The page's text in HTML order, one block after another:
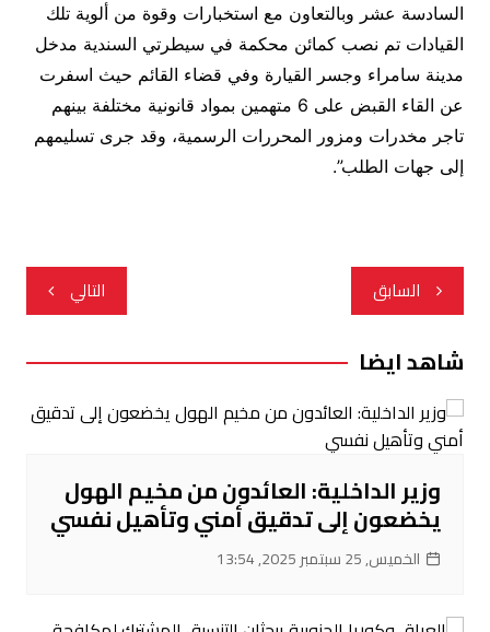
السادسة عشر وبالتعاون مع استخبارات وقوة من ألوية تلك
القيادات تم نصب كمائن محكمة في سيطرتي السندية مدخل
مدينة سامراء وجسر القيارة وفي قضاء القائم حيث اسفرت
عن القاء القبض على 6 متهمين بمواد قانونية مختلفة بينهم
تاجر مخدرات ومزور المحررات الرسمية، وقد جرى تسليمهم
إلى جهات الطلب”.
تصفّح
المقالات
السابق التالي
شاهد ايضا
وزير الداخلية: العائدون من مخيم الهول
يخضعون إلى تدقيق أمني وتأهيل نفسي
الخميس, 25 سبتمبر 2025, 13:54